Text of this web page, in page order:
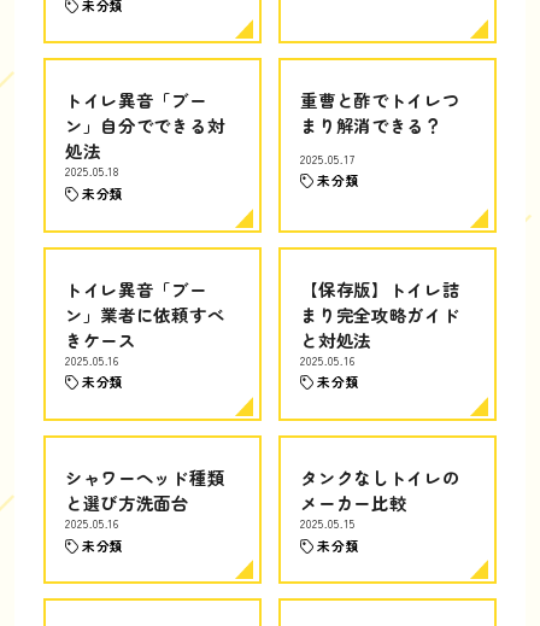
未分類
トイレ異音「ブー
ン」自分でできる対
処法
2025.05.18
未分類
重曹と酢でトイレつ
まり解消できる？
2025.05.17
未分類
トイレ異音「ブー
ン」業者に依頼すべ
きケース
2025.05.16
未分類
【保存版】トイレ詰
まり完全攻略ガイド
と対処法
2025.05.16
未分類
シャワーヘッド種類
と選び方洗面台
2025.05.16
未分類
タンクなしトイレの
メーカー比較
2025.05.15
未分類